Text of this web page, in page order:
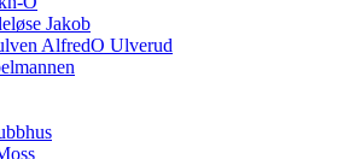
Jakob
AlfredO Ulverud